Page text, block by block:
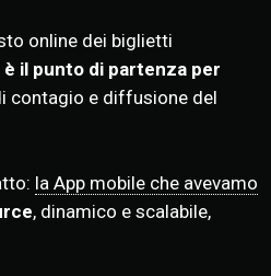
online dei biglietti
il punto di partenza per
contagio e diffusione del
la App mobile che avevamo
, dinamico e scalabile,